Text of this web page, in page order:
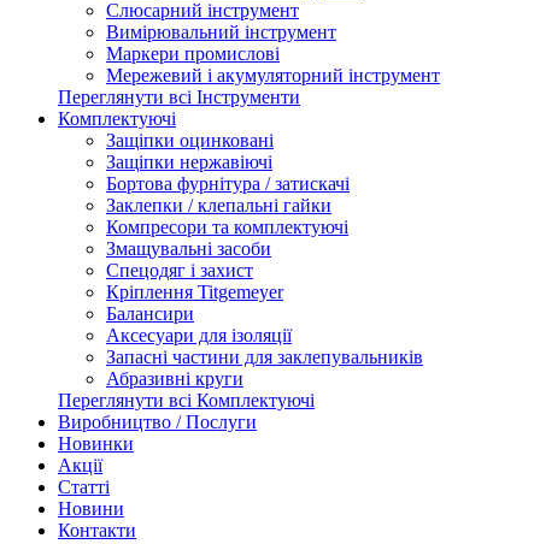
Слюсарний інструмент
Вимірювальний інструмент
Маркери промислові
Мережевий і акумуляторний інструмент
Переглянути всі Інструменти
Комплектуючі
Защіпки оцинковані
Защіпки нержавіючі
Бортова фурнітура / затискачі
Заклепки / клепальні гайки
Компресори та комплектуючі
Змащувальні засоби
Спецодяг і захист
Кріплення Titgemeyer
Балансири
Аксесуари для ізоляції
Запасні частини для заклепувальників
Абразивні круги
Переглянути всі Комплектуючі
Виробництво / Послуги
Новинки
Акції
Статті
Новини
Контакти